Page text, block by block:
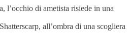
l’occhio di ametista risiede in una
all’ombra di una scogliera